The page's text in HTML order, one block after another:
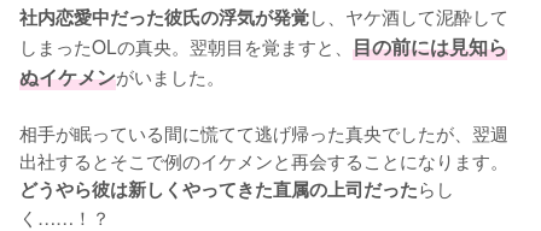
社内恋愛中だった彼氏の浮気が発覚し、ヤケ酒して泥酔して
しまったOLの真央。翌朝目を覚ますと、 目の前には見知ら
ぬイケメンがいました。
相手が眠っている間に慌てて逃げ帰った真央でしたが、翌週
出社するとそこで例のイケメンと再会することになります。
どうやら彼は新しくやってきた直属の上司だったらし
く……！？